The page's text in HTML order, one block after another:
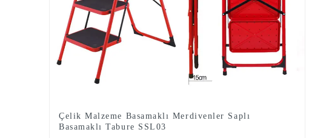
Çelik Malzeme Basamaklı Merdivenler Saplı
Basamaklı Tabure SSL03